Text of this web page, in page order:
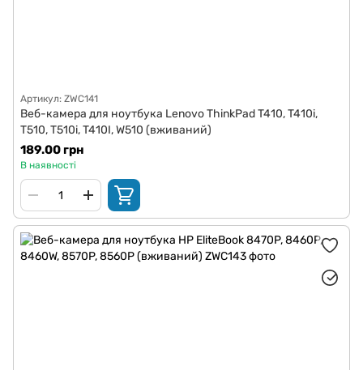
Артикул: ZWC141
Веб-камера для ноутбука Lenovo ThinkPad T410, T410i,
T510, T510i, T410I, W510 (вживаний)
189.00 грн
В наявності